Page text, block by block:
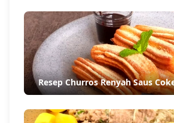
Resep Churros Renyah Saus